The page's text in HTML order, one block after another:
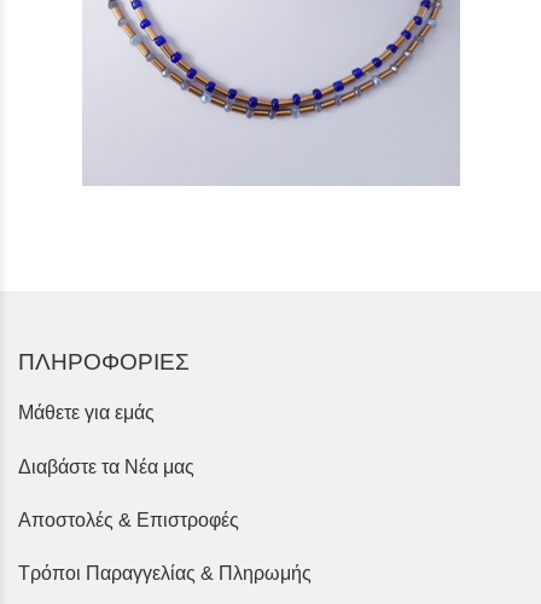
ΠΛΗΡΟΦΟΡΙΕΣ
Μάθετε για εμάς
Διαβάστε τα Νέα μας
Αποστολές & Επιστροφές
Τρόποι Παραγγελίας & Πληρωμής